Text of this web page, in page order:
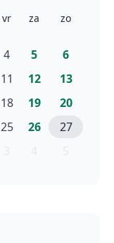
vr za zo
4 5 6
11 12 13
18 19 20
25 26 27